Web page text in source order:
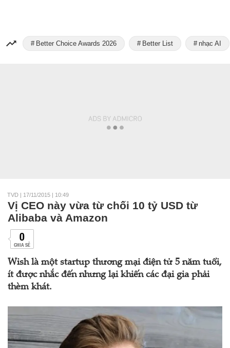
Better Choice Awards 2026 Better List nhạc AI
TVD | 17/11/2015 | 10:49
Vị CEO này vừa từ chối 10 tỷ USD từ
Alibaba và Amazon
0
CHIA SẺ
Wish là một startup thương mại điện tử 5 năm tuổi,
ít được nhắc đến nhưng lại khiến các đại gia phải
thèm khát.